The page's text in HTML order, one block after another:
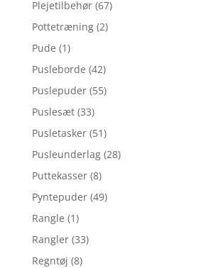
Plejetilbehør (67)
Pottetræning (2)
Pude (1)
Pusleborde (42)
Puslepuder (55)
Puslesæt (33)
Pusletasker (51)
Pusleunderlag (28)
Puttekasser (8)
Pyntepuder (49)
Rangle (1)
Rangler (33)
Regntøj (8)